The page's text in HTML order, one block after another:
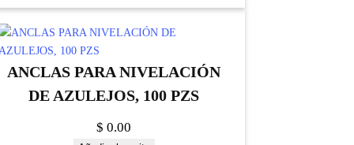
ANCLAS PARA NIVELACIÓN
DE AZULEJOS, 100 PZS
$ 0.00